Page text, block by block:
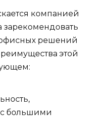
компанией
зарекомендовать
решений
этой
с большими